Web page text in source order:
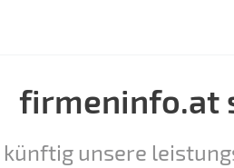
firmeninfo.at
künftig unsere